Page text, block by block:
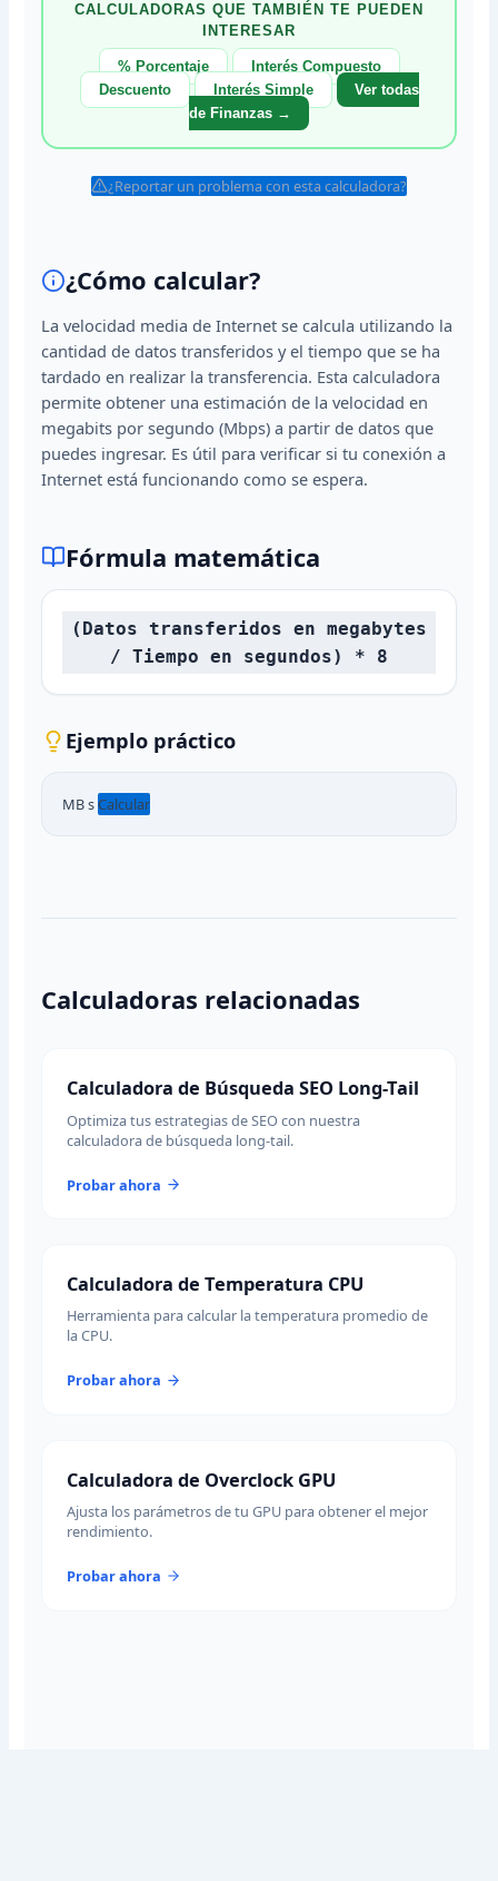
CALCULADORAS QUE TAMBIÉN TE PUEDEN
INTERESAR
% Porcentaje
Interés Compuesto
Descuento
Interés Simple
Ver todas
de Finanzas →
¿Reportar un problema con esta calculadora?
¿Cómo calcular?
La velocidad media de Internet se calcula utilizando la
cantidad de datos transferidos y el tiempo que se ha
tardado en realizar la transferencia. Esta calculadora
permite obtener una estimación de la velocidad en
megabits por segundo (Mbps) a partir de datos que
puedes ingresar. Es útil para verificar si tu conexión a
Internet está funcionando como se espera.
Fórmula matemática
(Datos transferidos en megabytes
/ Tiempo en segundos) * 8
Ejemplo práctico
MB sCalcular
Calculadoras relacionadas
Calculadora de Búsqueda SEO Long-Tail
Optimiza tus estrategias de SEO con nuestra
calculadora de búsqueda long-tail.
Probar ahora
Calculadora de Temperatura CPU
Herramienta para calcular la temperatura promedio de
la CPU.
Probar ahora
Calculadora de Overclock GPU
Ajusta los parámetros de tu GPU para obtener el mejor
rendimiento.
Probar ahora